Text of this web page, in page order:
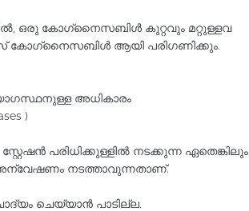
ഒരു കോഗ്‌നൈസബിൾ കുറ്റവും മറ്റുള്ളവ
ആയി പരിഗണിക്കും.
അധികാരം
)
പരിധിക്കുള്ളില്‍ നടക്കുന്ന ഏതെങ്കിലും
അന്വേഷണം നടത്താവുന്നതാണ്‌.
ചെയ്യാന്‍ പാടില്ല.